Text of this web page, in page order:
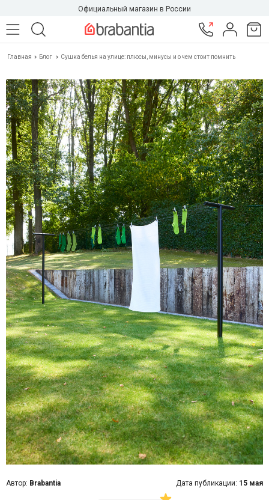
Официальный магазин в России
Главная Блог Сушка белья на улице: плюсы, минусы и о чем стоит помнить
Автор: Brabantia Дата публикации: 15 мая